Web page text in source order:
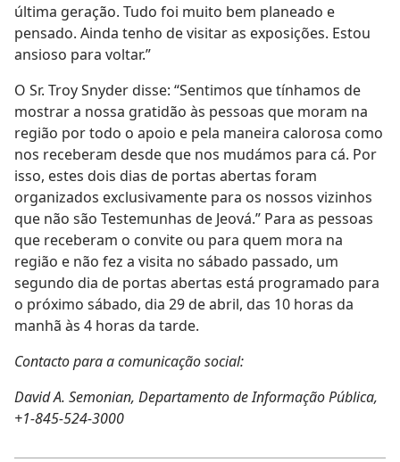
última geração. Tudo foi muito bem planeado e
pensado. Ainda tenho de visitar as exposições. Estou
ansioso para voltar.”
O Sr. Troy Snyder disse: “Sentimos que tínhamos de
mostrar a nossa gratidão às pessoas que moram na
região por todo o apoio e pela maneira calorosa como
nos receberam desde que nos mudámos para cá. Por
isso, estes dois dias de portas abertas foram
organizados exclusivamente para os nossos vizinhos
que não são Testemunhas de Jeová.” Para as pessoas
que receberam o convite ou para quem mora na
região e não fez a visita no sábado passado, um
segundo dia de portas abertas está programado para
o próximo sábado, dia 29 de abril, das 10 horas da
manhã às 4 horas da tarde.
Contacto para a comunicação social:
David A. Semonian, Departamento de Informação Pública,
+1-845-524-3000